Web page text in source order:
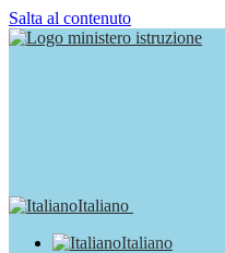
Salta al contenuto
Italiano
Italiano